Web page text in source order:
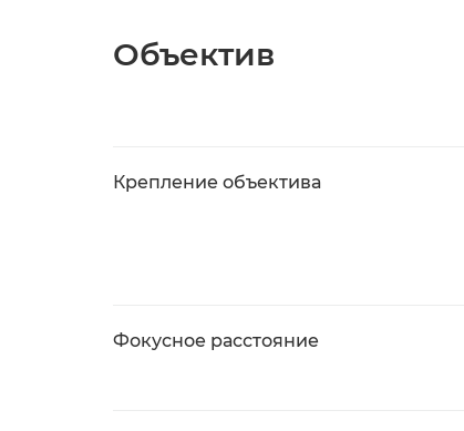
Объектив
Крепление объектива
Фокусное расстояние